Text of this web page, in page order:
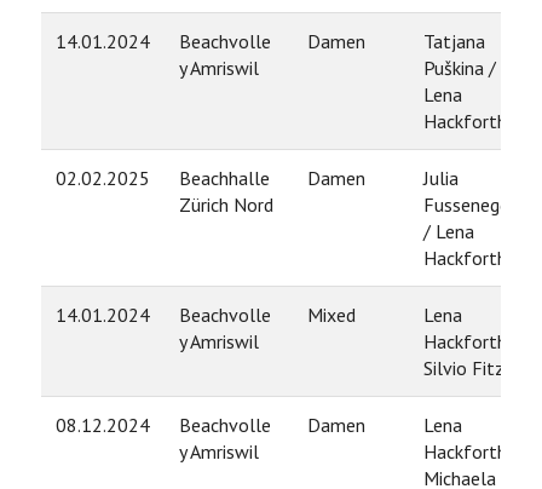
14.01.2024
Beachvolle
y Amriswil
Damen
Tatjana
Puškina /
Lena
Hackforth
02.02.2025
Beachhalle
Zürich Nord
Damen
Julia
Fussenegger
/ Lena
Hackforth
14.01.2024
Beachvolle
y Amriswil
Mixed
Lena
Hackforth /
Silvio Fitz
08.12.2024
Beachvolle
y Amriswil
Damen
Lena
Hackforth /
Michaela